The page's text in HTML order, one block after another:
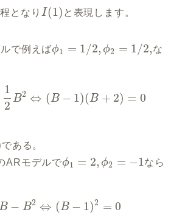
となり I(1) と表現します。
で例えばϕ1 = 1/2, ϕ2 = 1/2,な
1
2
B2 ⇔ (B − 1)(B + 2) = 0
である。
ARモデルでϕ1 = 2, ϕ2 = −1なら
− B2 ⇔ (B − 1)2 = 0